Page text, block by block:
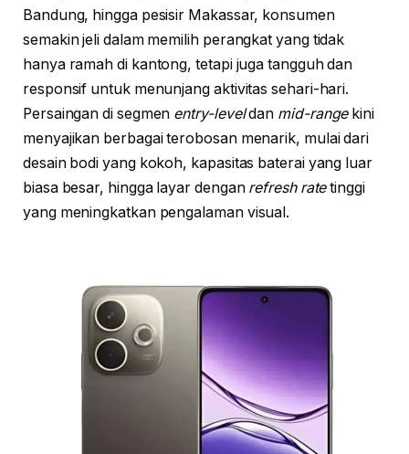
Bandung, hingga pesisir Makassar, konsumen
semakin jeli dalam memilih perangkat yang tidak
hanya ramah di kantong, tetapi juga tangguh dan
responsif untuk menunjang aktivitas sehari-hari.
Persaingan di segmen entry-leveldan mid-rangekini
menyajikan berbagai terobosan menarik, mulai dari
desain bodi yang kokoh, kapasitas baterai yang luar
biasa besar, hingga layar dengan refresh ratetinggi
yang meningkatkan pengalaman visual.